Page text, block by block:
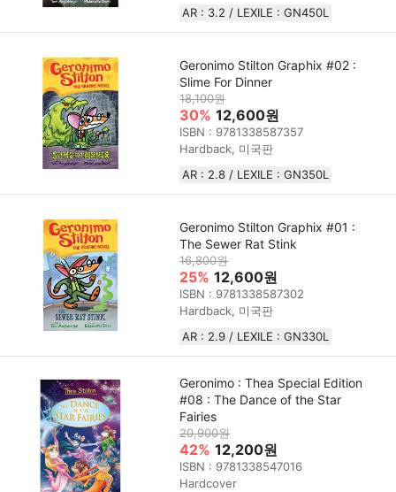
AR : 3.2 / LEXILE : GN450L
Geronimo Stilton Graphix #02 :
Slime For Dinner
18,100원
30% 12,600원
ISBN : 9781338587357
Hardback, 미국판
AR : 2.8 / LEXILE : GN350L
Geronimo Stilton Graphix #01 :
The Sewer Rat Stink
16,800원
25% 12,600원
ISBN : 9781338587302
Hardback, 미국판
AR : 2.9 / LEXILE : GN330L
Geronimo : Thea Special Edition
#08 : The Dance of the Star
Fairies
20,900원
42% 12,200원
ISBN : 9781338547016
Hardcover